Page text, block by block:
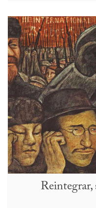
Reintegrar,